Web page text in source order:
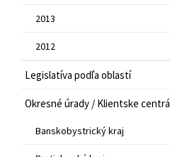
2013
2012
Legislatíva podľa oblastí
Okresné úrady / Klientske centrá
Banskobystrický kraj